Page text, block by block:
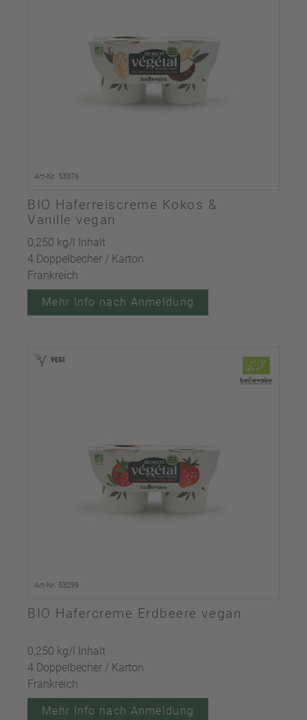
Art-Nr. 53376
BIO Haferreiscreme Kokos &
Vanille vegan
0,250 kg/l Inhalt
4 Doppelbecher / Karton
Frankreich
Mehr Info nach Anmeldung
Art-Nr. 53299
BIO Hafercreme Erdbeere vegan
0,250 kg/l Inhalt
4 Doppelbecher / Karton
Frankreich
Mehr Info nach Anmeldung